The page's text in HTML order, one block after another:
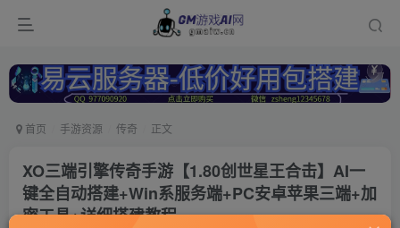
首页 手游资源 传奇 正文
XO三端引擎传奇手游【1.80创世星王合击】AI一
键全自动搭建+Win系服务端+PC安卓苹果三端+加
密工具+详细搭建教程